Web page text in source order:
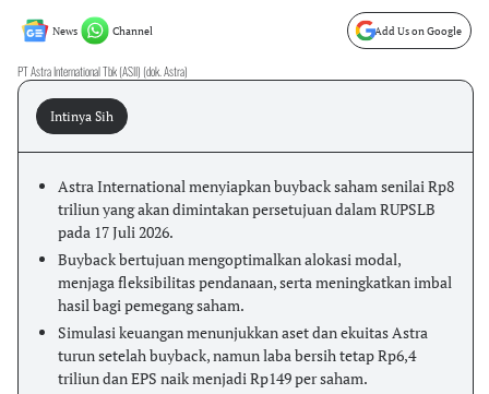
News Channel Add Us on Google
PT Astra International Tbk (ASII) (dok. Astra)
Intinya Sih
Astra International menyiapkan buyback saham senilai Rp8
triliun yang akan dimintakan persetujuan dalam RUPSLB
pada 17 Juli 2026.
Buyback bertujuan mengoptimalkan alokasi modal,
menjaga fleksibilitas pendanaan, serta meningkatkan imbal
hasil bagi pemegang saham.
Simulasi keuangan menunjukkan aset dan ekuitas Astra
turun setelah buyback, namun laba bersih tetap Rp6,4
triliun dan EPS naik menjadi Rp149 per saham.